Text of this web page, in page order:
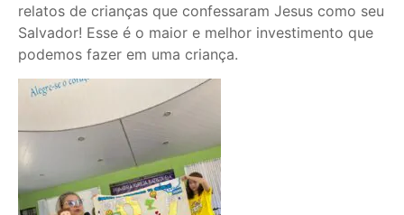
relatos de crianças que confessaram Jesus como seu
Salvador! Esse é o maior e melhor investimento que
podemos fazer em uma criança.